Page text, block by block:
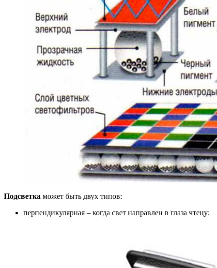
Подсветка может быть двух типов:
перпендикулярная – когда свет направлен в глаза чтецу;